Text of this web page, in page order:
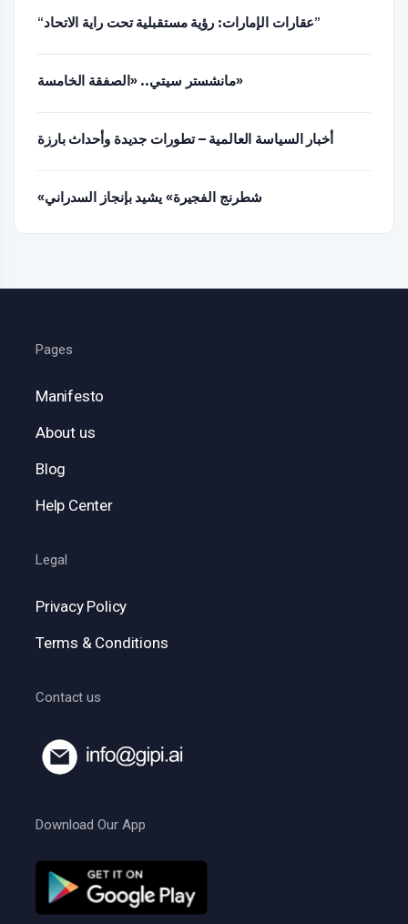
“عقارات الإمارات: رؤية مستقبلية تحت راية الاتحاد”
مانشستر سيتي.. «الصفقة الخامسة»
أخبار السياسة العالمية – تطورات جديدة وأحداث بارزة
«شطرنج الفجيرة» يشيد بإنجاز السدراني
Pages
Manifesto
About us
Blog
Help Center
Legal
Privacy Policy
Terms & Conditions
Contact us
Download Our App